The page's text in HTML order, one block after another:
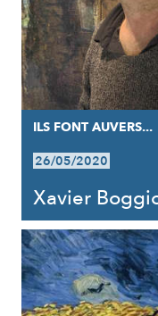
ILS FONT AUVERS...
26/05/2020
Xavier